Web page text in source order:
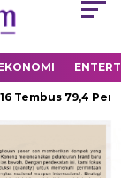
Tembus 79,4